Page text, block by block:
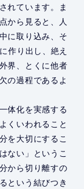
れています。ま
から見ると、人
に取り込み、そ
作り出し、絶え
界、とくに他者
の過程であるよ
体化を実感する
くいわれること
を大切にするこ
ない」というこ
から切り離すの
という結びつき